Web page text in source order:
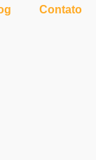
Contato